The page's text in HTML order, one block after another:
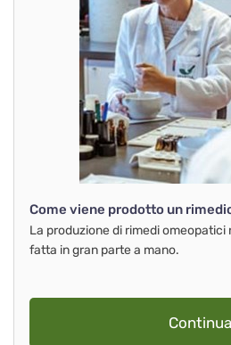
Come viene prodotto un
La produzione di rimedi omeopatici
fatta in gran parte a mano.
Continua